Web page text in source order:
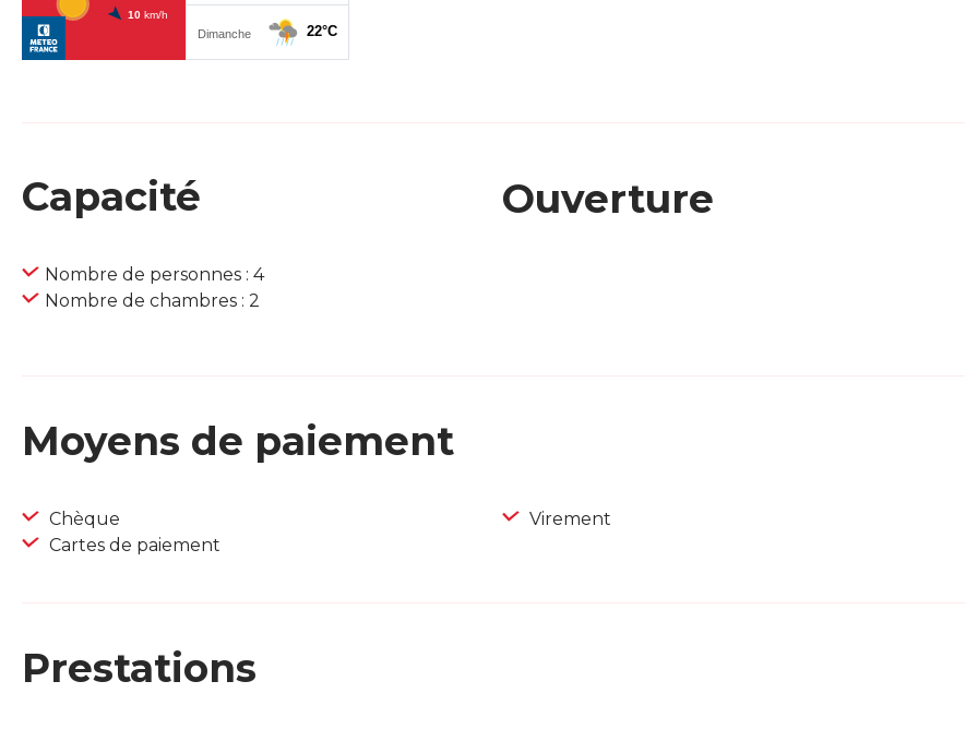
Capacité
Nombre de personnes : 4
Nombre de chambres : 2
Ouverture
Moyens de paiement
Chèque
Cartes de paiement
Virement
Prestations